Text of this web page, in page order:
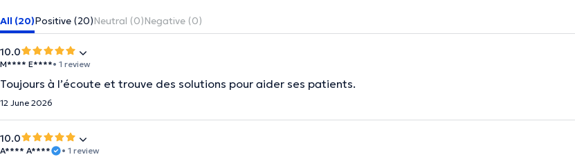
All (20)Positive (20)Neutral (0)Negative (0)
10.0
M**** E****• 1 review
Toujours à l’écoute et trouve des solutions pour aider ses patients.
12 June 2026
10.0
A**** A**** • 1 review